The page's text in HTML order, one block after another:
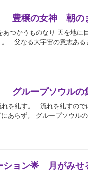
豊穣の女神 朝の
つかうものなり 天を地に
。 父なる大宇宙の意志ある
グループソウルの
れを糺す。 流れを糺すので
あらず。 グループソウル
ション🌟 月がみ